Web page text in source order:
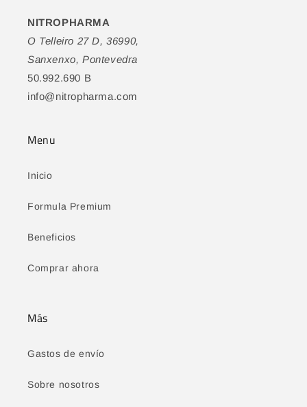
NITROPHARMA
O Telleiro 27 D, 36990,
Sanxenxo, Pontevedra
50.992.690 B
info@nitropharma.com
Menu
Inicio
Formula Premium
Beneficios
Comprar ahora
Más
Gastos de envío
Sobre nosotros